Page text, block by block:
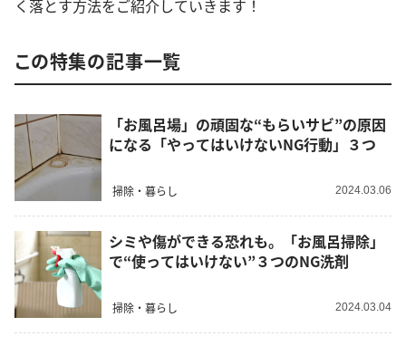
く落とす方法をご紹介していきます！
この特集の記事一覧
「お風呂場」の頑固な“もらいサビ”の原因
になる「やってはいけないNG行動」３つ
掃除・暮らし 2024.03.06
シミや傷ができる恐れも。「お風呂掃除」
で“使ってはいけない”３つのNG洗剤
掃除・暮らし 2024.03.04